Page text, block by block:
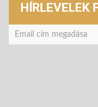
HÍRLEVELEK